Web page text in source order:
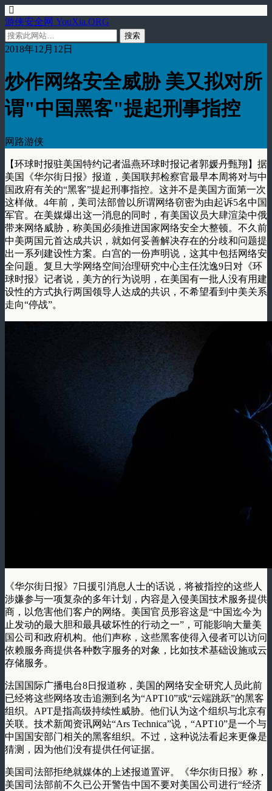
游侠安全网 YouXia.ORG
2018年12月12日
炒作网络安全威胁 美又拟对所
谓"中国黑客"提起刑事指控
网路游侠
【环球时报驻美国特约记者温燕环球时报记者郭媛丹甄翔】据
美国《华尔街日报》报道，美国联邦检察官最早本周将对与中
国政府有关的“黑客”提起刑事指控。这并不是美国方面第一次
这样做。4年前，美司法部曾以所谓网络窃密为由起诉5名中国
军官。在美媒爆出这一消息的同时，有美国议员大肆渲染中俄
带来网络威胁，称美国必须推进国家网络安全大整顿。不久前
中美两国元首达成共识，就如何妥善解决存在的分歧和问题提
出一系列建设性方案。白宫的一份声明说，这其中包括网络安
全问题。复旦大学网络空间治理研究中心主任沈逸9日对《环
球时报》记者说，美方的行为说明，在美国有一批人没有用建
设性的方式执行两国领导人达成的共识，不希望看到中美关系
走向“停战”。
《华尔街日报》7日援引消息人士的话说，将被指控的这些人
涉嫌参与一项复杂的多年计划，内容是入侵美国技术服务提供
商，以危害他们客户的网络。美国官员形容这是“中国迄今为
止发动的最大胆和最具破坏性的行动之一”，可能影响大量美
国公司和政府机构。他们声称，这些黑客使得入侵者可以访问
依赖服务商提供各种数字服务的对象，比如技术基础设施或云
存储服务。
法国国际广播电台8日报道称，美国的网络安全研究人员此前
已经将这些网络攻击追溯到名为“APT10”或“云端跳跃”的黑客
组织。APT是指高级持续性威胁。他们认为这个组织与北京有
关联。技术新闻资讯网站“Ars Technica”说，“APT10”是一个与
中国国安部门相关的黑客组织。不过，这种说法看起来更像是
猜测，因为他们没有提供任何证据。
美国司法部拒绝就媒体的上述报道置评。《华尔街日报》称，
美国司法部前不久已公开警告中国不要对美国公司进行“经济